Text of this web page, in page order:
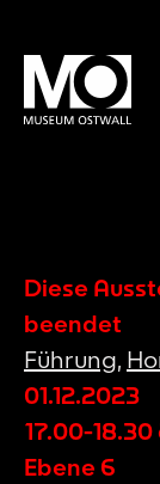
Diese
beendet
Führung,
01.12.2023
17.00-
Ebene 6